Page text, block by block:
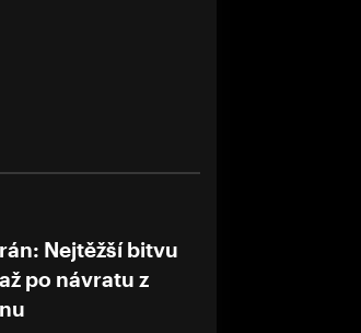
Nejtěžší bitvu
po návratu z